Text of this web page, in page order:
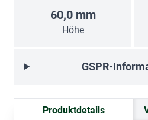
60,0 mm
Höhe
GSPR-
Produktdetails